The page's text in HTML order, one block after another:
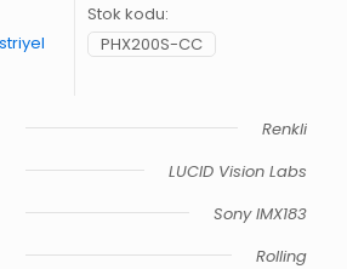
Stok kodu:
PHX200S-CC
Renkli
LUCID Vision Labs
Sony IMX183
Rolling